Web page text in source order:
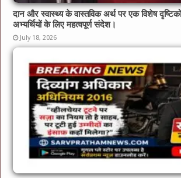
दान और स्वास्थ्य के वास्तविक अर्थ पर एक विशेष
अभ्यर्थियों के लिए महत्वपूर्ण संदेश।
July 18, 2026